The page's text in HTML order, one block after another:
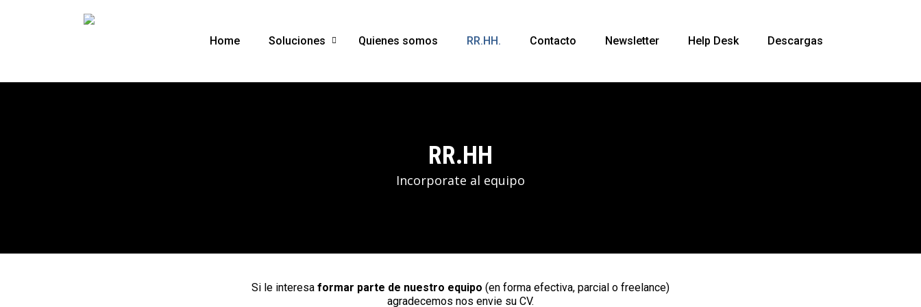
Home Soluciones Quienes somos RR.HH. Contacto Newsletter Help Desk Descargas
RR.HH
Incorporate al equipo
Si le interesa formar parte de nuestro equipo (en forma efectiva, parcial o freelance)
agradecemos nos envie su CV.